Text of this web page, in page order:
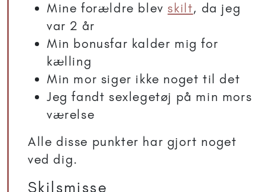
Mine forældre blev skilt, da jeg
var 2 år
Min bonusfar kalder mig for
kælling
Min mor siger ikke noget til det
Jeg fandt sexlegetøj på min mors
værelse
Alle disse punkter har gjort noget
ved dig.
Skilsmisse